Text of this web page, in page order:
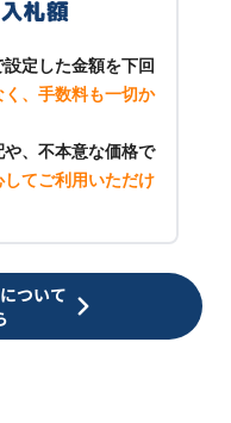
定した金額を下回
、手数料も一切か
、不本意な価格で
してご利用いただけ
ついて